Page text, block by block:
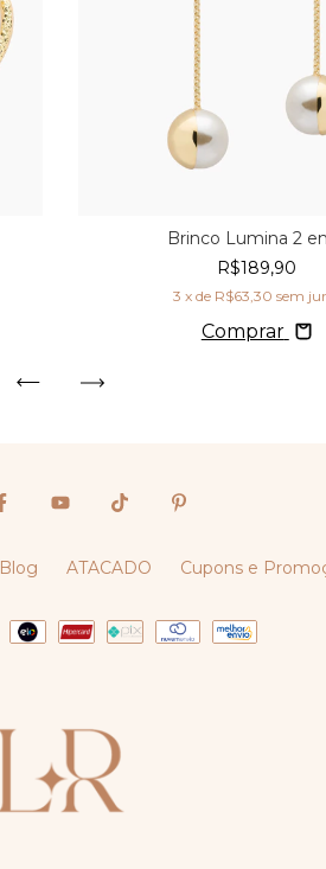
Brinco Lumina 2
R$189,90
3 x de R$63,30 sem
Comprar
Blog ATACADO Cupons e